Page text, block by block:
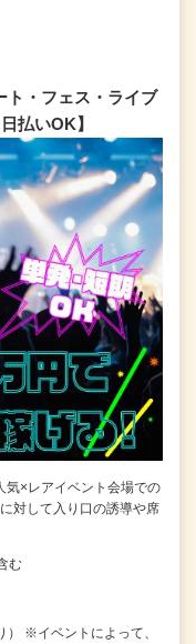
ト・フェス・ライブ
払いOK】
気×レアイベント会場での
対して入り口の誘導や席
む
※イベントによって、